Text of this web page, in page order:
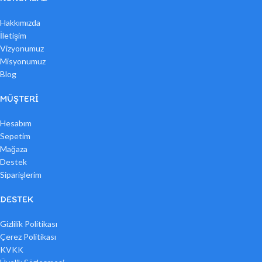
Hakkımızda
İletişim
Vizyonumuz
Misyonumuz
Blog
MÜŞTERI
Hesabım
Sepetim
Mağaza
Destek
Siparişlerim
DESTEK
Gizlilik Politikası
Çerez Politikası
KVKK